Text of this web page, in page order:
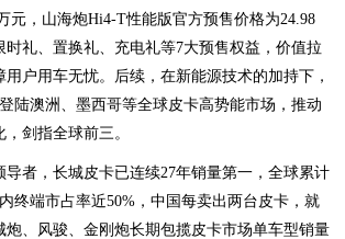
元，山海炮Hi4-T性能版官方预售价格为24.98
时礼、置换礼、充电礼等7大预售权益，价值拉
户用车无忧。后续，在新能源技术的加持下，
陆澳洲、墨西哥等全球皮卡高势能市场，推动
剑指全球前三。
导者，长城皮卡已连续27年销量第一，全球累计
终端市占率近50%，中国每卖出两台皮卡，就
炮、风骏、金刚炮长期包揽皮卡市场单车型销量